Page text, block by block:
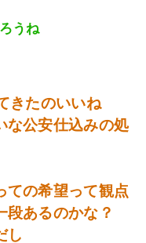
うね
きたのいいね
な公安仕込みの処
ての希望って観点
段あるのかな？
し